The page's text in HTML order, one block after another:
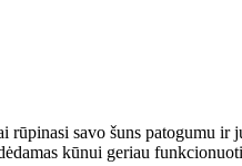
rūpinasi savo šuns patogumu ir
kūnui geriau